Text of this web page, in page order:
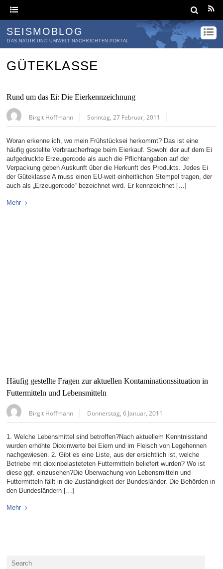
SEISMOBLOG
DAS NATUR UND UMWELT NACHRICHTEN PORTAL
GÜTEKLASSE
Rund um das Ei: Die Eierkennzeichnung
Birgit Hoffmann Sonntag, 27 Februar, 2011
Woran erkenne ich, wo mein Frühstücksei herkommt? Das ist eine
häufig gestellte Verbraucherfrage beim Eierkauf. Sowohl der auf dem Ei
aufgedruckte Erzeugercode als auch die Pflichtangaben auf der
Verpackung geben Auskunft über die Herkunft des Produkts. Jedes Ei
der Güteklasse A muss einen EU-weit einheitlichen Stempel tragen, der
auch als „Erzeugercode“ bezeichnet wird. Er kennzeichnet […]
Mehr
Häufig gestellte Fragen zur aktuellen Kontaminationssituation in
Futtermitteln und Lebensmitteln
Birgit Hoffmann Donnerstag, 6 Januar, 2011
1. Welche Lebensmittel sind betroffen?Nach aktuellem Kenntnisstand
wurden erhöhte Dioxinwerte bei Eiern und im Fleisch von Legehennen
nachgewiesen. 2. Gibt es eine Liste, aus der ersichtlich ist, welche
Betriebe mit dioxinbelasteteten Futtermitteln beliefert wurden? Wo ist
diese ggf. einzusehen?Die Überwachung von Lebensmitteln und
Futtermitteln fällt in die Zuständigkeit der Bundesländer. Die Behörden in
den Bundesländern […]
Mehr